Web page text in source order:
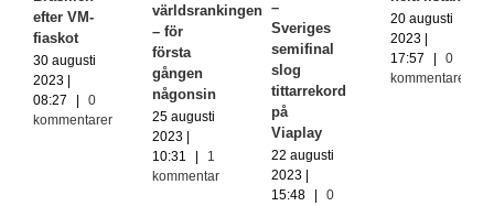
efter VM-
fiaskot
30 augusti
2023 |
08:27
0
kommentarer
världsrankingen
– för
första
gången
någonsin
25 augusti
2023 |
10:31
1
kommentar
–
Sveriges
semifinal
slog
tittarrekord
på
Viaplay
22 augusti
2023 |
15:48
0
20 augusti
2023 |
17:57
0
kommentarer